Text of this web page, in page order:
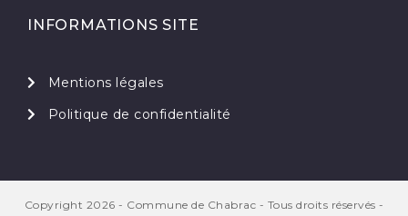
INFORMATIONS SITE
Mentions légales
Politique de confidentialité
Copyright 2026 - Commune de Chabrac - Tous droits réservés -